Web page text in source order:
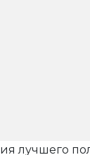
лучшего